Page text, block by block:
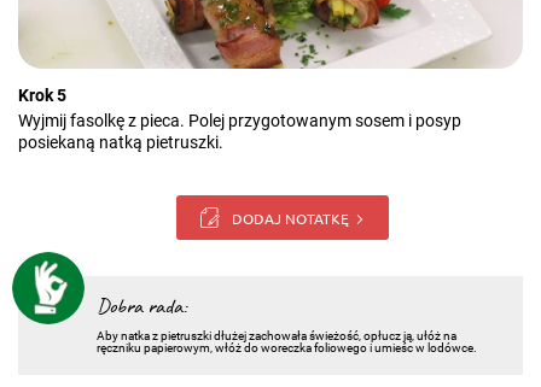
Krok 5
Wyjmij fasolkę z pieca. Polej przygotowanym sosem i posyp
posiekaną natką pietruszki.
DODAJ NOTATKĘ
Dobra rada:
Aby natka z pietruszki dłużej zachowała świeżość, opłucz ją, ułóż na
ręczniku papierowym, włóż do woreczka foliowego i umieśc w lodówce.